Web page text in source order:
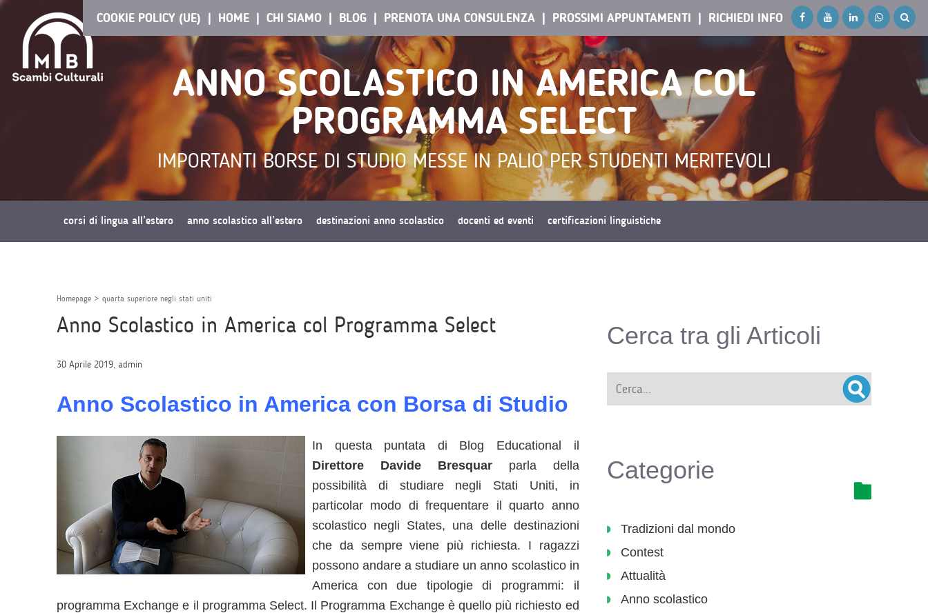
RICHIEDI INFO
PROSSIMI APPUNTAMENTI
PRENOTA UNA CONSULENZA
BLOG
CHI SIAMO
HOME
COOKIE POLICY (UE)
ANNO SCOLASTICO IN AMERICA COL
PROGRAMMA SELECT
IMPORTANTI BORSE DI STUDIO MESSE IN PALIO PER STUDENTI MERITEVOLI
corsi di lingua all’estero anno scolastico all’estero destinazioni anno scolastico docenti ed eventi certificazioni linguistiche
Homepage > quarta superiore negli stati uniti
Anno Scolastico in America col Programma Select
30 Aprile 2019, admin
Anno Scolastico in America con Borsa di Studio
In questa puntata di Blog Educational il
Direttore Davide Bresquarparla della
possibilità di studiare negli Stati Uniti, in
particolar modo di frequentare il quarto anno
scolastico negli States, una delle destinazioni
che da sempre viene più richiesta. I ragazzi
possono andare a studiare un anno scolastico in
America con due tipologie di programmi: il
programma Exchange e il programma Select. Il Programma Exchange è quello più richiesto ed
Cerca tra gli Articoli
Categorie
Tradizioni dal mondo
Contest
Attualità
Anno scolastico